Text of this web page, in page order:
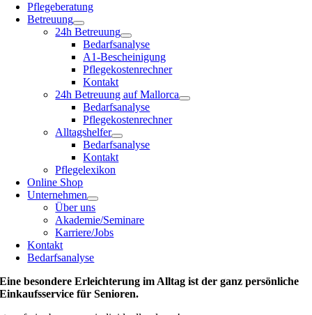
Pflegeberatung
Betreuung
24h Betreuung
Bedarfsanalyse
A1-Bescheinigung
Pflegekostenrechner
Kontakt
24h Betreuung auf Mallorca
Bedarfsanalyse
Pflegekostenrechner
Alltagshelfer
Bedarfsanalyse
Kontakt
Pflegelexikon
Online Shop
Unternehmen
Über uns
Akademie/Seminare
Karriere/Jobs
Kontakt
Bedarfsanalyse
Eine besondere Erleichterung im Alltag ist der ganz persönliche
Einkaufsservice für Senioren.